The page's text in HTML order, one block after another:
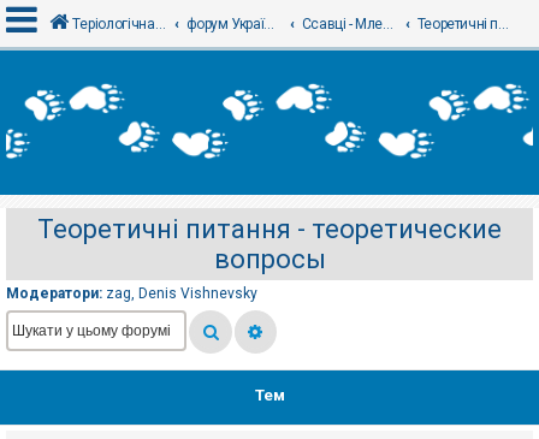
х
і
с
р
а
ц
і
Теріологічна школа форум Українського теріологічного товариства Ссавці - Млекопитающие Теоретичні питання - теоретические вопросы
Теоретичні питання - теоретические
вопросы
Модератори: zag, Denis Vishnevsky
Тем